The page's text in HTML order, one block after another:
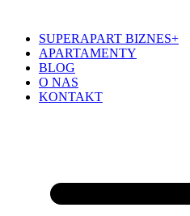
SUPERAPART BIZNES+
APARTAMENTY
BLOG
O NAS
KONTAKT